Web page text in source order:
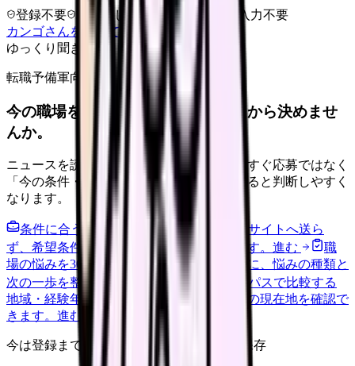
登録不要 求人押し売りなし
病院名は入力不要
カンゴさんを知ってから相談する
ゆっくり聞きます
転職予備軍向け
今の職場を続けるか、条件を比べてから決めませ
んか。
ニュースを読んで不安が強くなった時は、すぐ応募ではなく
「今の条件・他の選択肢・相談先」を分けると判断しやすく
なります。
条件に合う求人通知を受け取る
外部転職サイトへ送ら
ず、希望条件と転職時期を自社で預かります。 進む
職
場の悩みを30秒で診断
辞めるべきか迷う前に、悩みの種類と
次の一歩を整理します。
進む
給料コンパスで比較する
地域・経験年数・施設形態から、今の給料の現在地を確認で
きます。 進む
今は登録までしない人向け: 希望条件だけ保存